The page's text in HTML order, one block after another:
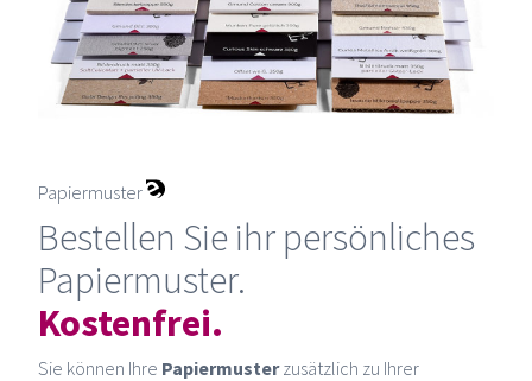
Papiermuster
Bestellen Sie ihr persönliches
Papiermuster.
Kostenfrei.
Sie können Ihre Papiermusterzusätzlich zu Ihrer